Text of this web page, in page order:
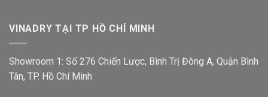
VINADRY TẠI TP HỒ CHÍ MINH
Showroom 1: Số 276 Chiến Lược, Bình Trị Đông A, Quận Bình
Tân, TP. Hồ Chí Minh